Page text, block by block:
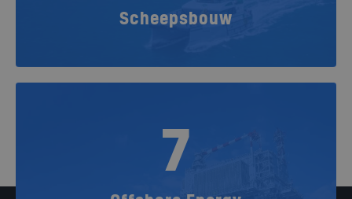
Scheepsbouw
7